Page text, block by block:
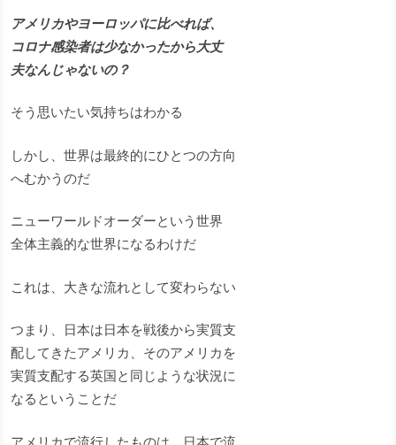
アメリカやヨーロッパに比べれば、
コロナ感染者は少なかったから大丈
夫なんじゃないの？
そう思いたい気持ちはわかる
しかし、世界は最終的にひとつの方向
へむかうのだ
ニューワールドオーダーという世界
全体主義的な世界になるわけだ
これは、大きな流れとして変わらない
つまり、日本は日本を戦後から実質支
配してきたアメリカ、そのアメリカを
実質支配する英国と同じような状況に
なるということだ